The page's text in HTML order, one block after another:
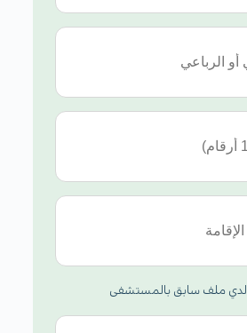
لدي ملف سابق بالمستشفى